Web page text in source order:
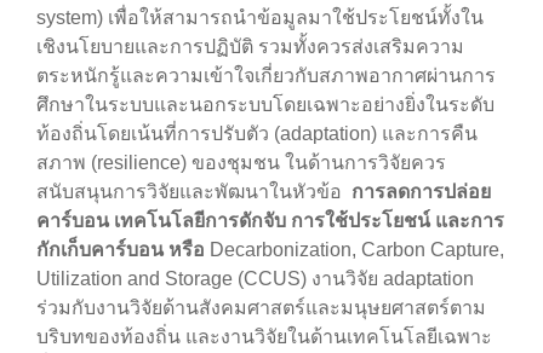
system) เพื่อให้สามารถนำข้อมูลมาใช้ประโยชน์ทั้งใน
เชิงนโยบายและการปฏิบัติ รวมทั้งควรส่งเสริมความ
ตระหนักรู้และความเข้าใจเกี่ยวกับสภาพอากาศผ่านการ
ศึกษาในระบบและนอกระบบโดยเฉพาะอย่างยิ่งในระดับ
ท้องถิ่นโดยเน้นที่การปรับตัว (adaptation) และการคืน
สภาพ (resilience) ของชุมชน ในด้านการวิจัยควร
สนับสนุนการวิจัยและพัฒนาในหัวข้อ การลดการปล่อย
คาร์บอน เทคโนโลยีการดักจับ การใช้ประโยชน์ และการ
กักเก็บคาร์บอน หรือ Decarbonization, Carbon Capture,
Utilization and Storage (CCUS) งานวิจัย adaptation
ร่วมกับงานวิจัยด้านสังคมศาสตร์และมนุษยศาสตร์ตาม
บริบทของท้องถิ่น และงานวิจัยในด้านเทคโนโลยีเฉพาะ